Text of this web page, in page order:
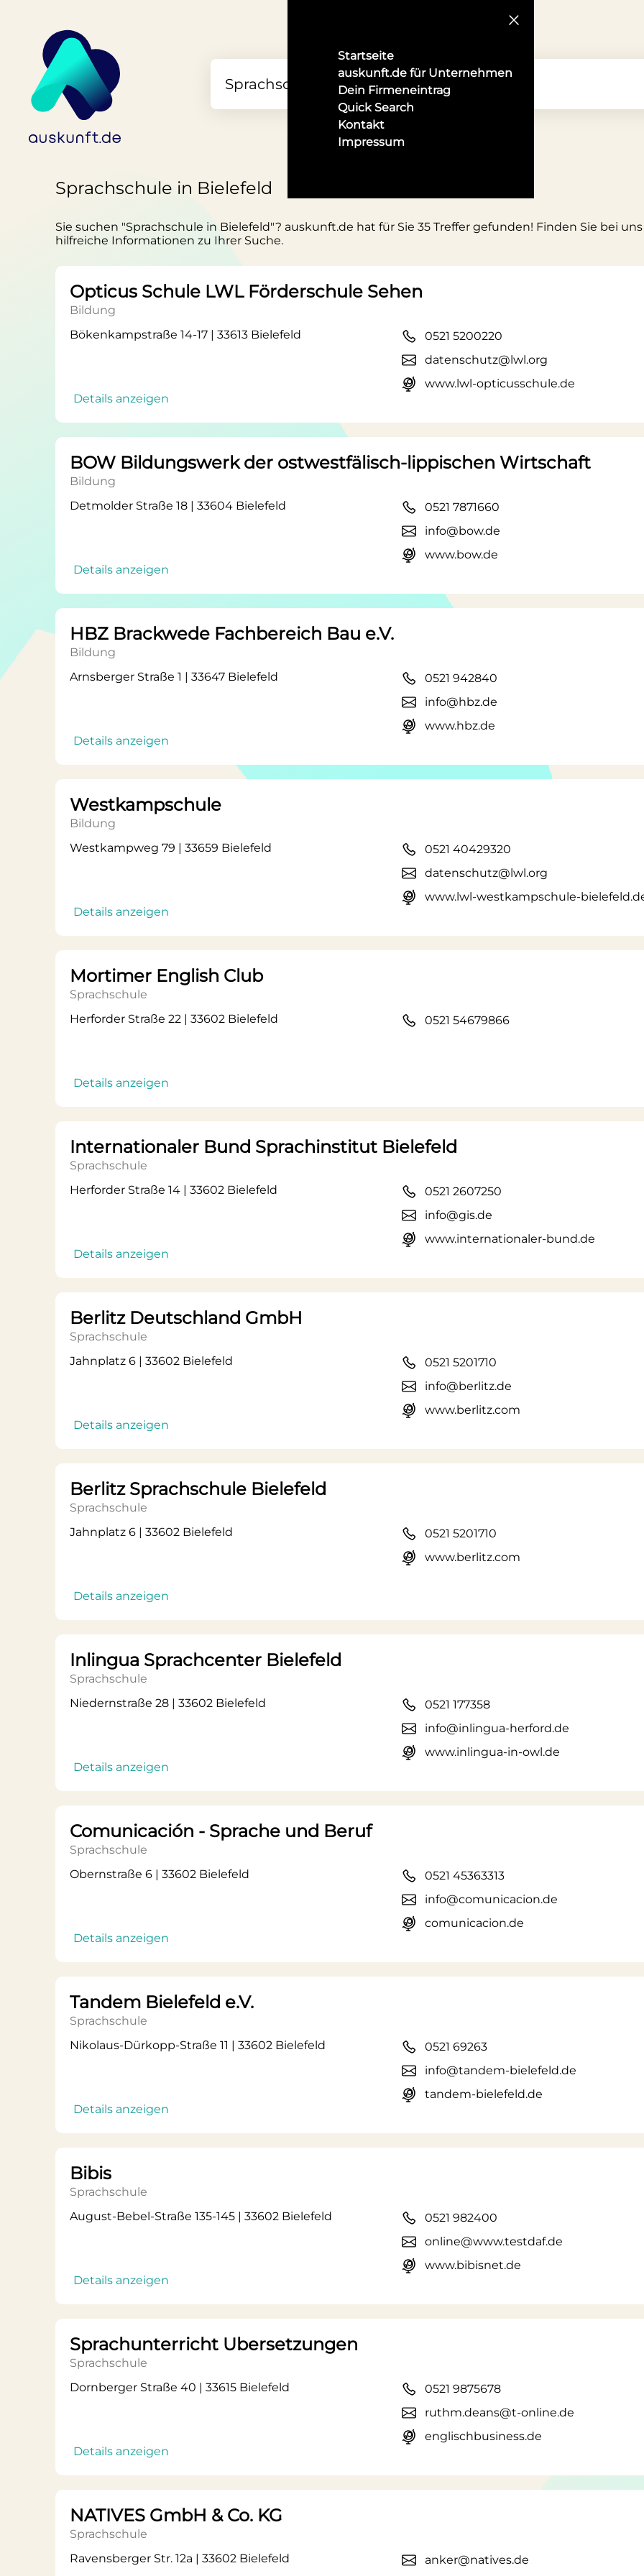
Startseite
auskunft.de für Unternehmen
Dein Firmeneintrag
Quick Search
Kontakt
Impressum
Sprachschule in Bielefeld
Sie suchen "Sprachschule in Bielefeld"? auskunft.de hat für Sie 35 Treffer gefunden! Finden Sie bei
hilfreiche Informationen zu Ihrer Suche.
Opticus Schule LWL Förderschule Sehen
Bildung
Bökenkampstraße 14-17 | 33613 Bielefeld
Details anzeigen
0521 5200220
datenschutz@lwl.org
www.lwl-opticusschule.de
BOW Bildungswerk der ostwestfälisch-lippischen Wirtschaft
Bildung
Detmolder Straße 18 | 33604 Bielefeld
Details anzeigen
0521 7871660
info@bow.de
www.bow.de
HBZ Brackwede Fachbereich Bau e.V.
Bildung
Arnsberger Straße 1 | 33647 Bielefeld
Details anzeigen
0521 942840
info@hbz.de
www.hbz.de
Westkampschule
Bildung
Westkampweg 79 | 33659 Bielefeld
Details anzeigen
0521 40429320
datenschutz@lwl.org
www.lwl-westkampschule-
Mortimer English Club
Sprachschule
Herforder Straße 22 | 33602 Bielefeld
Details anzeigen
0521 54679866
Internationaler Bund Sprachinstitut Bielefeld
Sprachschule
Herforder Straße 14 | 33602 Bielefeld
Details anzeigen
0521 2607250
info@gis.de
www.internationaler-bund.de
Berlitz Deutschland GmbH
Sprachschule
Jahnplatz 6 | 33602 Bielefeld
Details anzeigen
0521 5201710
info@berlitz.de
www.berlitz.com
Berlitz Sprachschule Bielefeld
Sprachschule
Jahnplatz 6 | 33602 Bielefeld
Details anzeigen
0521 5201710
www.berlitz.com
Inlingua Sprachcenter Bielefeld
Sprachschule
Niedernstraße 28 | 33602 Bielefeld
Details anzeigen
0521 177358
info@inlingua-herford.de
www.inlingua-in-owl.de
Comunicación - Sprache und Beruf
Sprachschule
Obernstraße 6 | 33602 Bielefeld
Details anzeigen
0521 45363313
info@comunicacion.de
comunicacion.de
Tandem Bielefeld e.V.
Sprachschule
Nikolaus-Dürkopp-Straße 11 | 33602 Bielefeld
Details anzeigen
0521 69263
info@tandem-bielefeld.de
tandem-bielefeld.de
Bibis
Sprachschule
August-Bebel-Straße 135-145 | 33602 Bielefeld
Details anzeigen
0521 982400
online@www.testdaf.de
www.bibisnet.de
Sprachunterricht Ubersetzungen
Sprachschule
Dornberger Straße 40 | 33615 Bielefeld
Details anzeigen
0521 9875678
ruthm.deans@t-online.de
englischbusiness.de
NATIVES GmbH & Co. KG
Sprachschule
Ravensberger Str. 12a | 33602 Bielefeld
anker@natives.de